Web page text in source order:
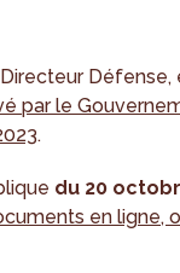
Défense,
par le
.
du 20
en ligne,